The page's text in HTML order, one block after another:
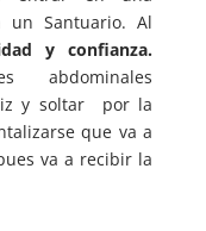
un Santuario. Al
y confianza.
abdominales
y soltar por la
que va a
va a recibir la